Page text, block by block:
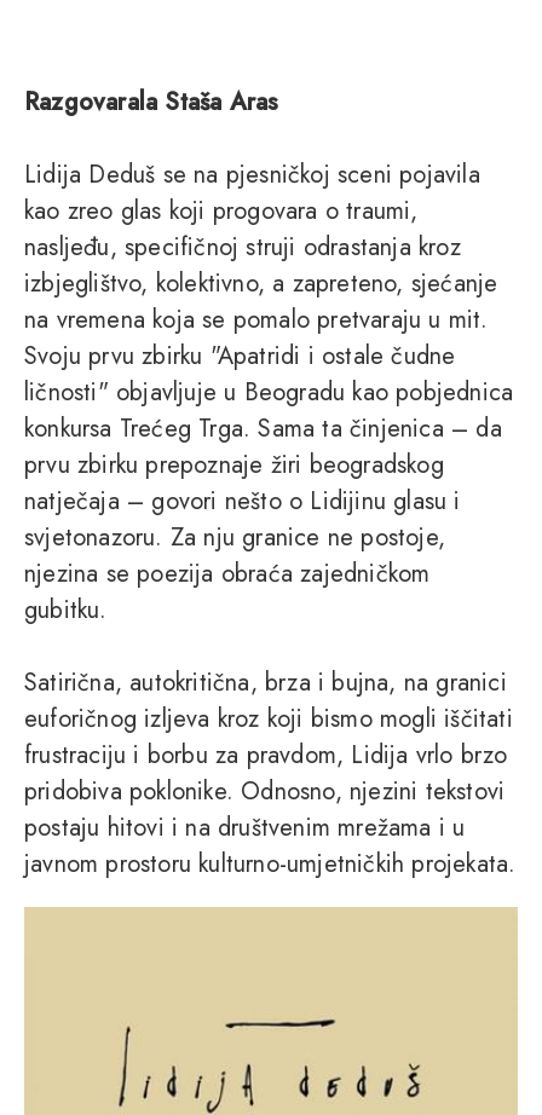
Razgovarala Staša Aras
Lidija Deduš se na pjesničkoj sceni pojavila
kao zreo glas koji progovara o traumi,
nasljeđu, specifičnoj struji odrastanja kroz
izbjeglištvo, kolektivno, a zapreteno, sjećanje
na vremena koja se pomalo pretvaraju u mit.
Svoju prvu zbirku "Apatridi i ostale čudne
ličnosti" objavljuje u Beogradu kao pobjednica
konkursa Trećeg Trga. Sama ta činjenica – da
prvu zbirku prepoznaje žiri beogradskog
natječaja – govori nešto o Lidijinu glasu i
svjetonazoru. Za nju granice ne postoje,
njezina se poezija obraća zajedničkom
gubitku.
Satirična, autokritična, brza i bujna, na granici
euforičnog izljeva kroz koji bismo mogli iščitati
frustraciju i borbu za pravdom, Lidija vrlo brzo
pridobiva poklonike. Odnosno, njezini tekstovi
postaju hitovi i na društvenim mrežama i u
javnom prostoru kulturno-umjetničkih projekata.